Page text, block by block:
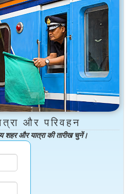
और परिवहन
शहर और यात्रा की तारीख चुनें।